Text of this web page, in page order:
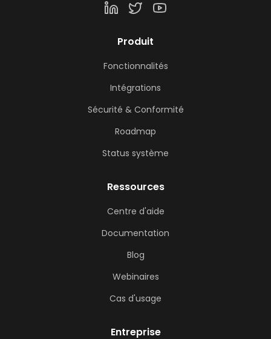
Produit
Fonctionnalités
Intégrations
Sécurité & Conformité
Roadmap
Status système
Ressources
Centre d'aide
Documentation
Blog
Webinaires
Cas d'usage
Entreprise